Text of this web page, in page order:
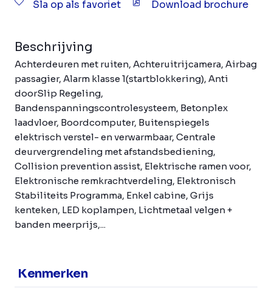
Sla op als favoriet Download brochure
Beschrijving
Achterdeuren met ruiten, Achteruitrijcamera, Airbag
passagier, Alarm klasse 1(startblokkering), Anti
doorSlip Regeling,
Bandenspanningscontrolesysteem, Betonplex
laadvloer, Boordcomputer, Buitenspiegels
elektrisch verstel- en verwarmbaar, Centrale
deurvergrendeling met afstandsbediening,
Collision prevention assist, Elektrische ramen voor,
Elektronische remkrachtverdeling, Elektronisch
Stabiliteits Programma, Enkel cabine, Grijs
kenteken, LED koplampen, Lichtmetaal velgen +
banden meerprijs,...
Kenmerken